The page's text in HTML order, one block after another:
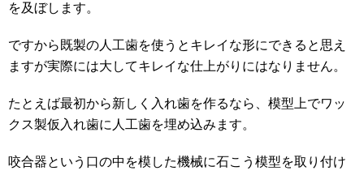
を及ぼします。
ですから既製の人工歯を使うとキレイな形にできると思え
ますが実際には大してキレイな仕上がりにはなりません。
たとえば最初から新しく入れ歯を作るなら、模型上でワッ
クス製仮入れ歯に人工歯を埋め込みます。
咬合器という口の中を模した機械に石こう模型を取り付け